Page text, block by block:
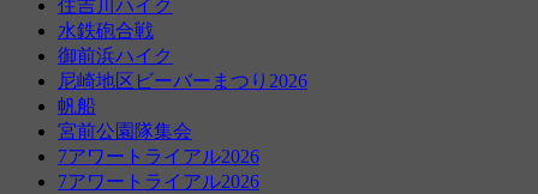
住吉川ハイク
水鉄砲合戦
御前浜ハイク
尼崎地区ビーバーまつり2026
帆船
宮前公園隊集会
7アワートライアル2026
7アワートライアル2026